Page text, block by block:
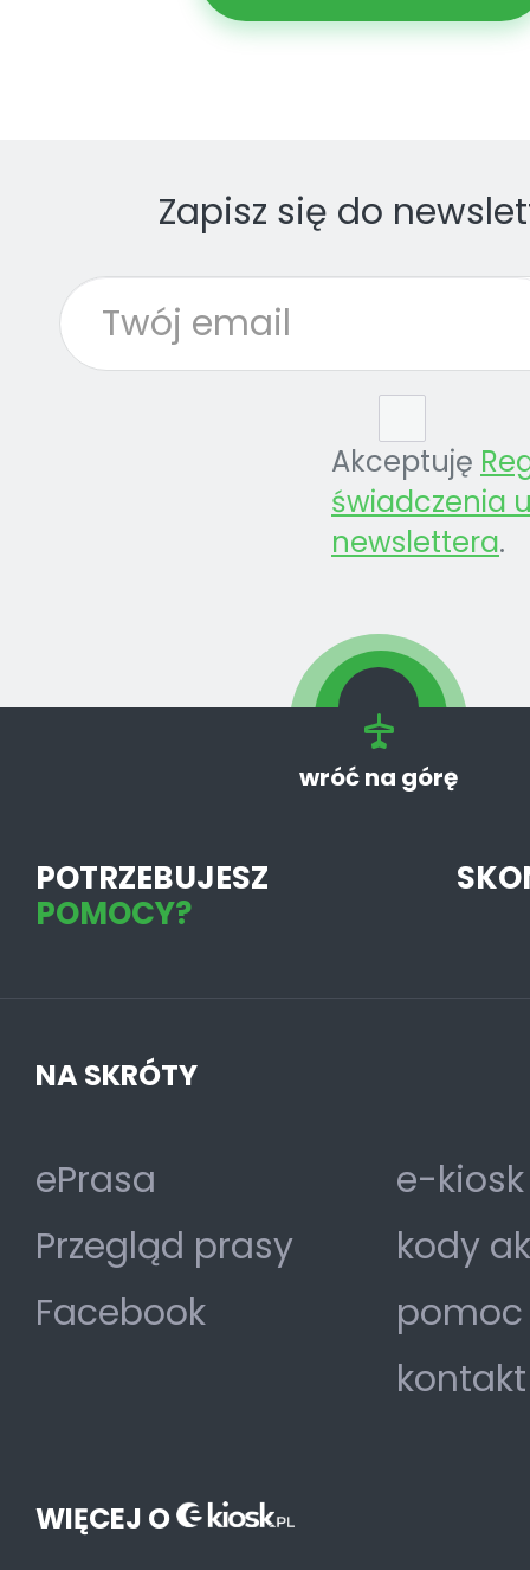
Zapisz się do
Akceptuję
świadczenia
newslettera.
wróć na górę
POTRZEBUJESZ
POMOCY?
NA SKRÓTY
ePrasa
Przegląd prasy
Facebook
e-
kody
pomoc
kontakt
WIĘCEJ O